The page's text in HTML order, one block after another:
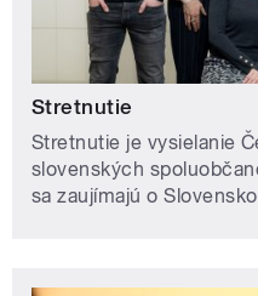
Stretnutie
Stretnutie je vysielanie
slovenských
sa zaujímajú o